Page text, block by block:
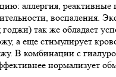
аллергия, реактивные
воспаления.
годжи) так же обладает
а еще стимулирует
В комбинации с
нормализует